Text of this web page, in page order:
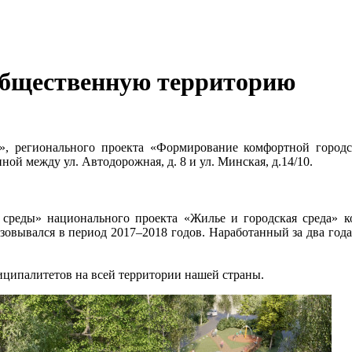
территорию
регионального проекта «Формирование комфортной
между ул. Автодорожная, д. 8 и ул. Минская, д.14/10.
национального проекта «Жилье и городская среда»
в период 2017–2018 годов. Наработанный за два
на всей территории нашей страны.